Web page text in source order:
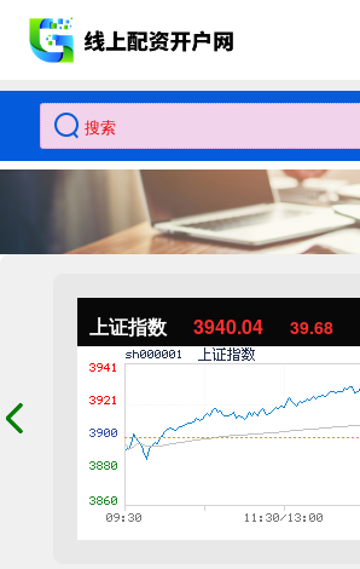
上证指数 3940.04 39.68